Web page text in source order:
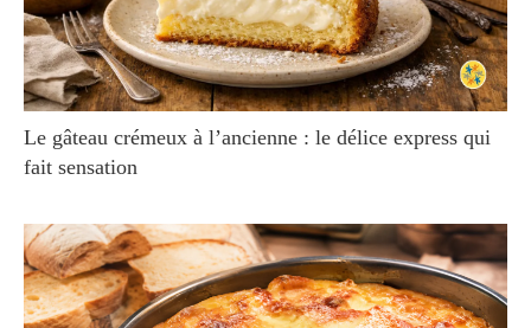
Le gâteau crémeux à l’ancienne : le délice express qui
fait sensation